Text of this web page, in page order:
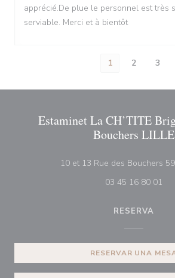
apprécié.De plue le personnel est très
serviable. Merci et à bientôt
1 2 3
Estaminet La CH’TITE
Bouchers LILLE
10 et 13 Rue des Bouchers
03 45 16 80 01
RESERVA
RESERVAR UNA